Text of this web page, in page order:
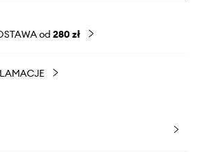
od 280 zł